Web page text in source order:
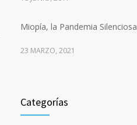
Miopía, la Pandemia Silenciosa
23 MARZO, 2021
Categorías